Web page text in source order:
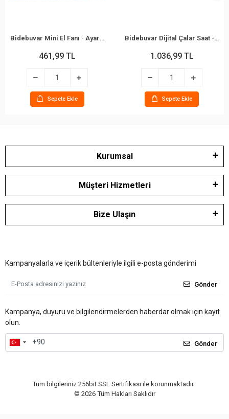
Bidebuvar Mini El Fanı - Ayarlanabilir Hız - Dijital Gösterge - 5W - Karışık Renk
461,99 TL
Sepete Ekle
Bidebuvar Dijital Çalar Saat - Bluetooth Özellikli Mini Hoparlör - USB Şarjlı - Işıklı
1.036,99 TL
Sepete Ekle
Kurumsal
Müşteri Hizmetleri
Bize Ulaşın
Kampanyalarla ve içerik bültenleriyle ilgili e-posta gönderimi
Gönder
Kampanya, duyuru ve bilgilendirmelerden haberdar olmak için kayıt
olun.
Gönder
Tüm bilgileriniz 256bit SSL Sertifikası ile korunmaktadır.
© 2026 Tüm Hakları Saklıdır